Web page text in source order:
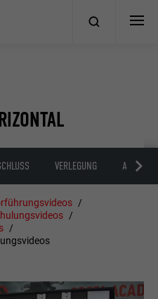
VERLEGUNG